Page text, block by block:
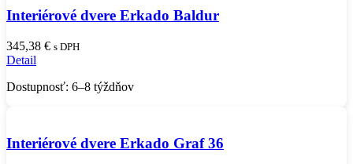
Interiérové dvere Erkado Baldur
345,38 € s DPH
Detail
Dostupnosť: 6–8 týždňov
Interiérové dvere Erkado Graf 36